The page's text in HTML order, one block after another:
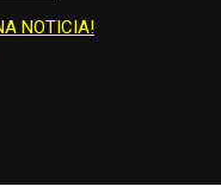
NOTICIA!